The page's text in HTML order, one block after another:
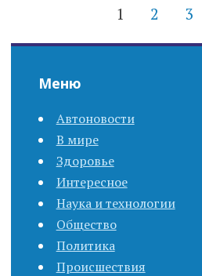
o
1 2 3
Меню
Автоновости
В мире
Здоровье
Интересное
Наука и технологии
Общество
Политика
Происшествия